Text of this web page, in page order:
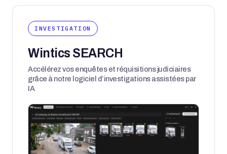
INVESTIGATION
Wintics SEARCH
Accélérez vos enquêtes et réquisitions judiciaires
grâce à notre logiciel d’investigations assistées par
IA